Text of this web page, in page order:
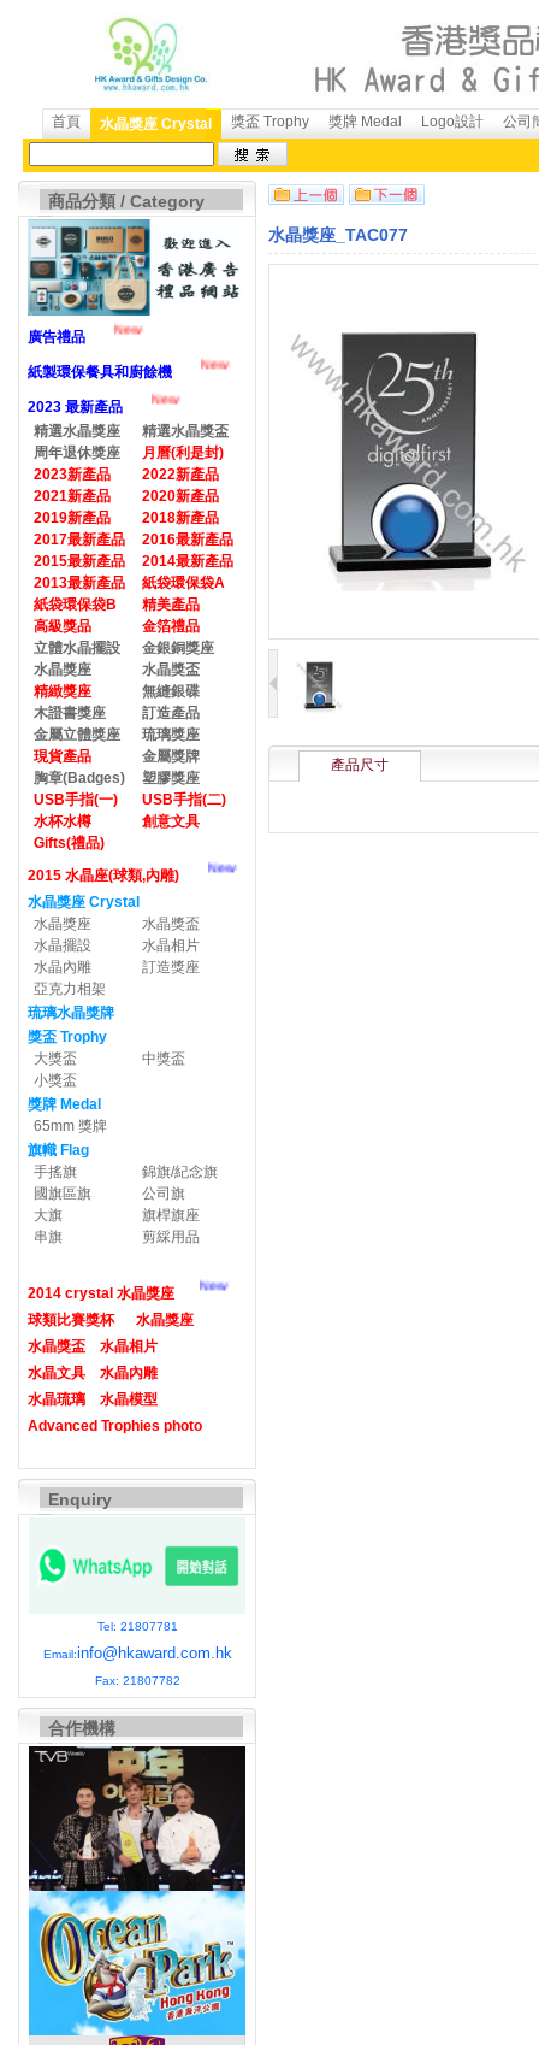
首頁 水晶獎座 Crystal 獎盃 Trophy 獎牌 Medal Logo設計 公司
商品分類 / Category
廣告禮品 New
紙製環保餐具和廚餘機 New
2023 最新產品
New
精選水晶獎座
精選水晶獎盃
周年退休獎座
月曆(利是封)
2023新產品
2022新產品
2021新產品
2020新產品
2019新產品
2018新產品
2017最新產品
2016最新產品
2015最新產品
2014最新產品
2013最新產品
紙袋環保袋A
紙袋環保袋B
精美產品
高級獎品
金箔禮品
立體水晶擺設
金銀銅獎座
水晶獎座
水晶獎盃
精緻獎座
無縫銀碟
木證書獎座
訂造產品
金屬立體獎座
琉璃獎座
現貨產品
金屬獎牌
胸章(Badges)
塑膠獎座
USB手指(一)
USB手指(二)
水杯水樽
創意文具
Gifts(禮品)
2015 水晶座(球類,內雕)
New
水晶獎座 Crystal
水晶獎座
水晶獎盃
水晶擺設
水晶相片
水晶內雕
訂造獎座
亞克力相架
琉璃水晶獎牌
獎盃 Trophy
大獎盃
中獎盃
小獎盃
獎牌 Medal
65mm 獎牌
旗幟 Flag
手搖旗
錦旗/紀念旗
國旗區旗
公司旗
大旗
旗桿旗座
串旗
剪綵用品
2014 crystal 水晶獎座 New
球類比賽獎杯
水晶獎座
水晶獎盃
水晶相片
水晶文具
水晶內雕
水晶琉璃
水晶模型
Advanced Trophies photo
Enquiry
Tel: 21807781
Email:info@hkaward.com.hk
Fax: 21807782
合作機構
水晶獎座_TAC077
產品尺寸